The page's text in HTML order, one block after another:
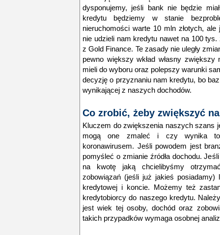
dysponujemy, jeśli bank nie będzie
kredytu będziemy w stanie
nieruchomości warte 10 mln złotych,
nie udzieli nam kredytu nawet na 100 tys.
z Gold Finance. Te zasady nie uległy
pewno większy wkład własny
mieli do wyboru oraz polepszy warunki
decyzję o przyznaniu nam kredytu, bo
wynikającej z naszych dochodów.
Co zrobić, żeby zwiększyć
Kluczem do zwiększenia naszych szans
mogą one zmaleć i czy wynika
koronawirusem. Jeśli powodem jest
pomyśleć o zmianie źródła dochodu.
na kwotę jaką chcielibyśmy
zobowiązań (jeśli już jakieś
kredytowej i koncie. Możemy też
kredytobiorcy do naszego kredytu.
jest wiek tej osoby, dochód oraz
takich przypadków wymaga osobnej